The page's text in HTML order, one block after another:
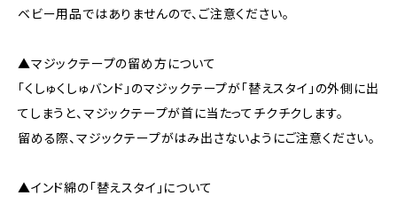
ベビー用品ではありませんので、ご注意ください。
▲マジックテープの留め方について
「くしゅくしゅバンド」のマジックテープが「替えスタイ」の外側に出
てしまうと、マジックテープが首に当たってチクチクします。
留める際、マジックテープがはみ出さないようにご注意ください。
▲インド綿の「替えスタイ」について